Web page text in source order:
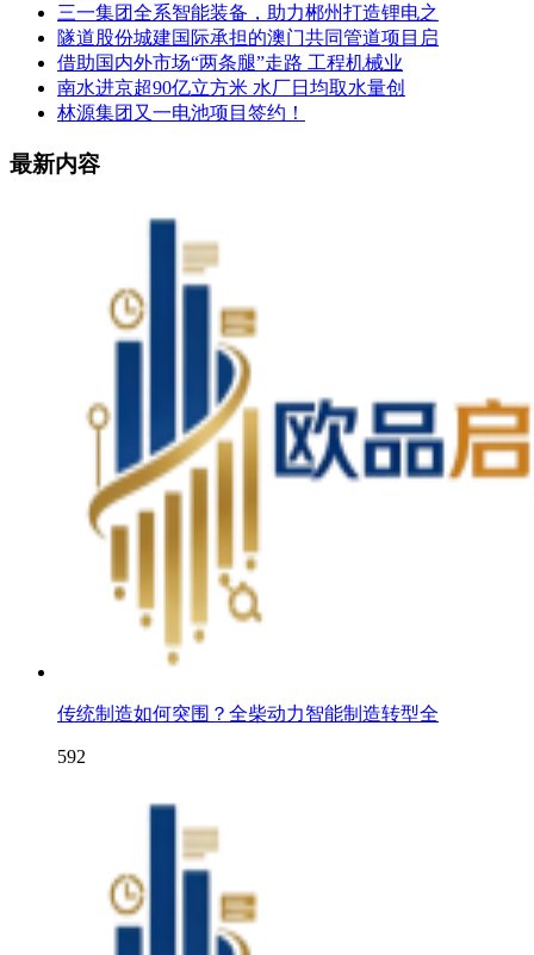
三一集团全系智能装备，助力郴州打造锂电之
隧道股份城建国际承担的澳门共同管道项目启
借助国内外市场“两条腿”走路 工程机械业
南水进京超90亿立方米 水厂日均取水量创
林源集团又一电池项目签约！
最新内容
传统制造如何突围？全柴动力智能制造转型全
592